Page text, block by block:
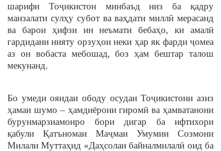
шарифи Тоҷикистон минбаъд низ ба қадру
манзалати сулҳу субот ва ваҳдати миллӣ мерасанд
ва барои ҳифзи ин неъмати бебаҳо, ки амалӣ
гардидани нияту орзуҳои неки ҳар як фарди ҷомеа
аз он вобаста мебошад, боз ҳам бештар талош
мекунанд.
Бо умеди ояндаи ободу осудаи Тоҷикистони азиз
ҳамаи шумо – ҳамдиёрони гиромӣ ва ҳамватанони
бурунмарзиамонро бори дигар ба ифтихори
қабули Қатъномаи Маҷмаи Умумии Созмони
Милали Муттаҳид «Даҳсолаи байналмилалӣ оид ба